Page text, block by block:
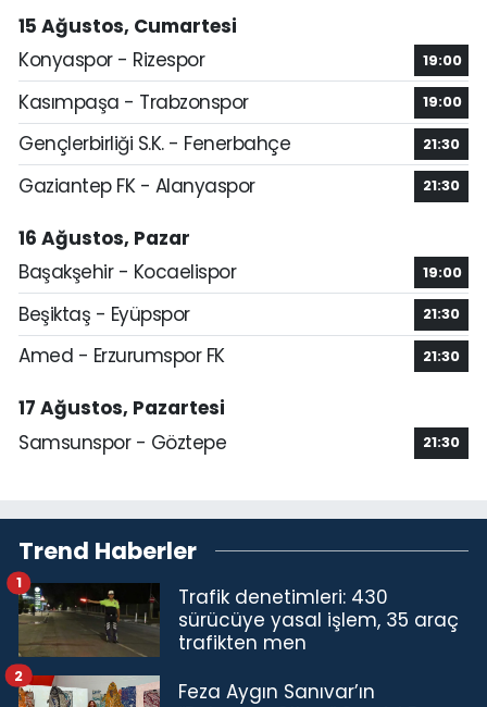
15 Ağustos, Cumartesi
Konyaspor - Rizespor
19:00
Kasımpaşa - Trabzonspor 19:00
Gençlerbirliği S.K. - Fenerbahçe 21:30
Gaziantep FK - Alanyaspor 21:30
16 Ağustos, Pazar
Başakşehir - Kocaelispor
19:00
Beşiktaş - Eyüpspor 21:30
Amed - Erzurumspor FK 21:30
17 Ağustos, Pazartesi
Samsunspor - Göztepe
21:30
Trend Haberler
Trafik denetimleri: 430
sürücüye yasal işlem, 35 araç
trafikten men
1
Feza Aygın Sanıvar’ın
2